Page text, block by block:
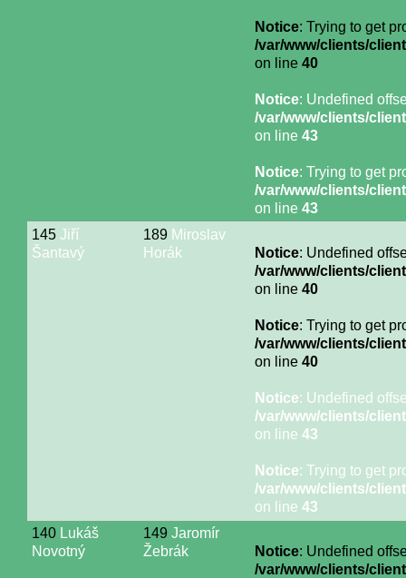
Notice: Trying to get
/var/www/clients/
on line 40
Notice: Undefined
/var/www/clients/
on line 43
Notice: Trying to get
/var/www/clients/
on line 43
145 Jiří
Šantavý
189 Miroslav
Horák
Notice: Undefined
/var/www/clients/
on line 40
Notice: Trying to get
/var/www/clients/
on line 40
Notice: Undefined
/var/www/clients/
on line 43
Notice: Trying to get
/var/www/clients/
on line 43
140 Lukáš
Novotný
149 Jaromír
Žebrák
Notice: Undefined
/var/www/clients/